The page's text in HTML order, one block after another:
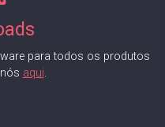
para todos os produtos
aqui.